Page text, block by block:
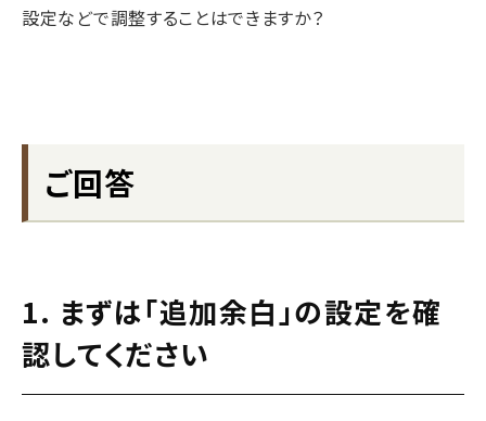
設定などで調整することはできますか？
ご回答
1. まずは「追加余白」の設定を確
認してください